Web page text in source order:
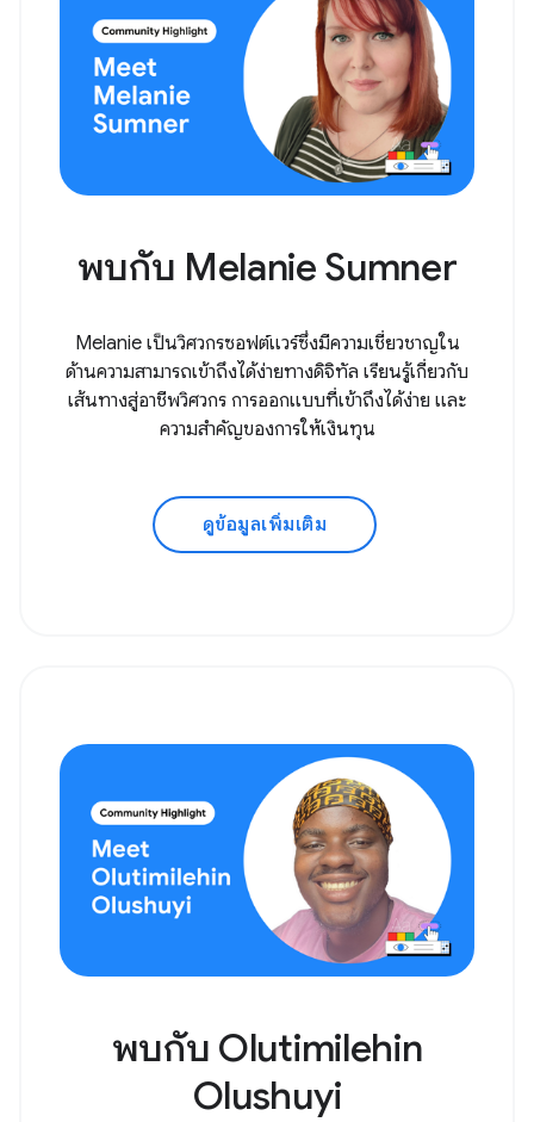
พบกับ Melanie Sumner
Melanie เป็นวิศวกรซอฟต์แวร์ซึ่งมีความเชี่ยวชาญใน
ด้านความสามารถเข้าถึงได้ง่ายทางดิจิทัล เรียนรู้เกี่ยวกับ
เส้นทางสู่อาชีพวิศวกร การออกแบบที่เข้าถึงได้ง่าย และ
ความสำคัญของการให้เงินทุน
ดูข้อมูลเพิ่มเติม
พบกับ Olutimilehin
Olushuyi